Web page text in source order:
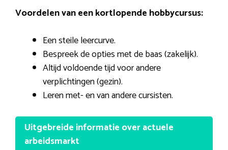
Voordelen van een kortlopende hobbycursus:
Een steile leercurve.
Bespreek de opties met de baas (zakelijk).
Altijd voldoende tijd voor andere
verplichtingen (gezin).
Leren met- en van andere cursisten.
Uitgebreide informatie over actuele
arbeidsmarkt